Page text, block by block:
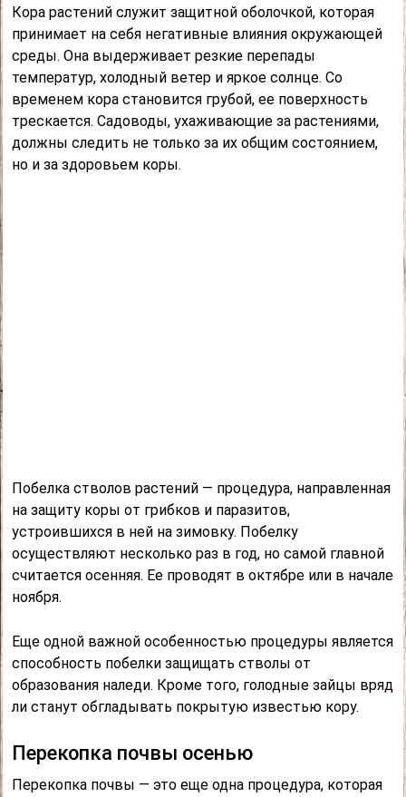
Кора растений служит защитной оболочкой, которая
принимает на себя негативные влияния окружающей
среды. Она выдерживает резкие перепады
температур, холодный ветер и яркое солнце. Со
временем кора становится грубой, ее поверхность
трескается. Садоводы, ухаживающие за растениями,
должны следить не только за их общим состоянием,
но и за здоровьем коры.
Побелка стволов растений — процедура, направленная
на защиту коры от грибков и паразитов,
устроившихся в ней на зимовку. Побелку
осуществляют несколько раз в год, но самой главной
считается осенняя. Ее проводят в октябре или в начале
ноября.
Еще одной важной особенностью процедуры является
способность побелки защищать стволы от
образования наледи. Кроме того, голодные зайцы вряд
ли станут обгладывать покрытую известью кору.
Перекопка почвы осенью
Перекопка почвы — это еще одна процедура, которая